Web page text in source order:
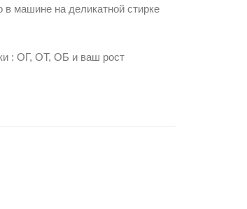
в машине на деликатной стирке
: ОГ, ОТ, ОБ и ваш рост